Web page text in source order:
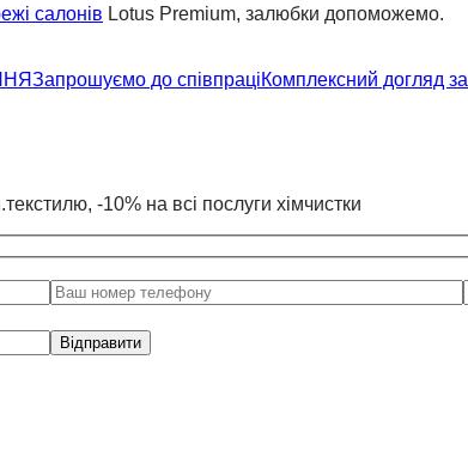
салонів Lotus Premium, залюбки допоможемо.
Запрошуємо до співпраціКомплексний догляд
-10% на всі послуги хімчистки